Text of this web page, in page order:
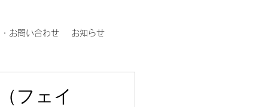
お問い合わせ お知らせ
フェイ